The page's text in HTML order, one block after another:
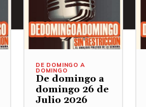
DE DOMINGO A
DOMINGO
De domingo a
domingo 26 de
Julio 2026